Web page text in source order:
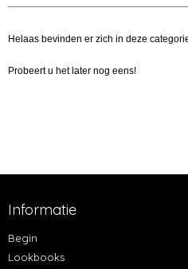
Helaas bevinden er zich in deze
Probeert u het later nog eens!
Informatie
Begin
Lookbooks